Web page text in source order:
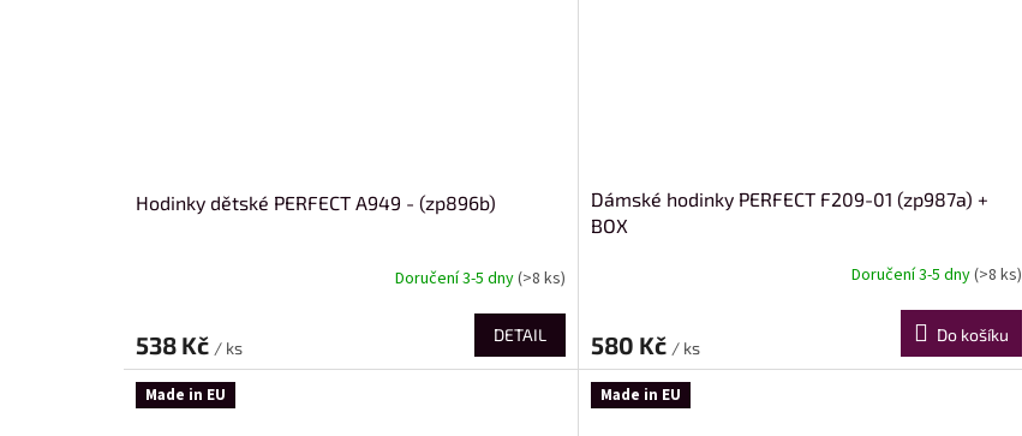
Hodinky dětské PERFECT A949 - (zp896b)
Doručení 3-5 dny(>8 ks)
538 Kč / ks
DETAIL
Dámské hodinky PERFECT F209-01 (zp987a) +
BOX
Doručení 3-5 dny(>8 ks)
580 Kč / ks
Do košíku
Made in EU Made in EU